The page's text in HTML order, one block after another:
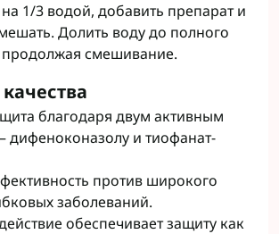
1/3 водой, добавить препарат и
Долить воду до полного
смешивание.
благодаря двум активным
дифеноконазолу и тиофанат-
против широкого
заболеваний.
обеспечивает защиту как